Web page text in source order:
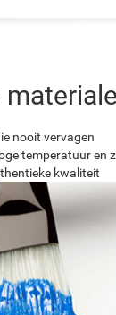
nooit vervagen
temperatuur en
kwaliteit